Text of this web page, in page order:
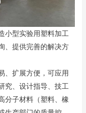
小型实验用塑料加工
、提供完善的解决方
、扩展方便，可应用
究、设计指导、技工
分子材料（塑料、橡